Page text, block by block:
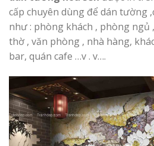
cấp chuyên dùng để dán tường
như : phòng khách , phòng
thờ , văn phòng , nhà hàng,
bar, quán cafe …v . v….